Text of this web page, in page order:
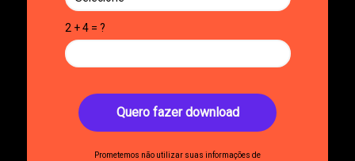
2 + 4 = ?
Quero fazer download
Prometemos não utilizar suas informações de